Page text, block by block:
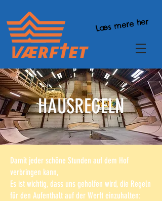
Læs mere her
HAUSREGELN
Damit jeder schöne Stunden auf dem Hof
verbringen kann,
Es ist wichtig, dass uns geholfen wird, die Regeln
für den Aufenthalt auf der Werft einzuhalten: